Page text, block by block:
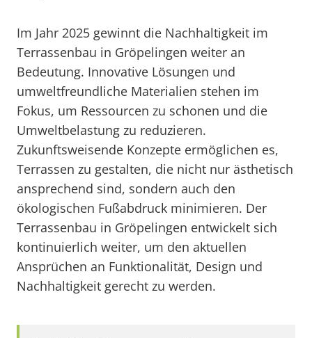
Im Jahr 2025 gewinnt die Nachhaltigkeit im
Terrassenbau in Gröpelingen weiter an
Bedeutung. Innovative Lösungen und
umweltfreundliche Materialien stehen im
Fokus, um Ressourcen zu schonen und die
Umweltbelastung zu reduzieren.
Zukunftsweisende Konzepte ermöglichen es,
Terrassen zu gestalten, die nicht nur ästhetisch
ansprechend sind, sondern auch den
ökologischen Fußabdruck minimieren. Der
Terrassenbau in Gröpelingen entwickelt sich
kontinuierlich weiter, um den aktuellen
Ansprüchen an Funktionalität, Design und
Nachhaltigkeit gerecht zu werden.